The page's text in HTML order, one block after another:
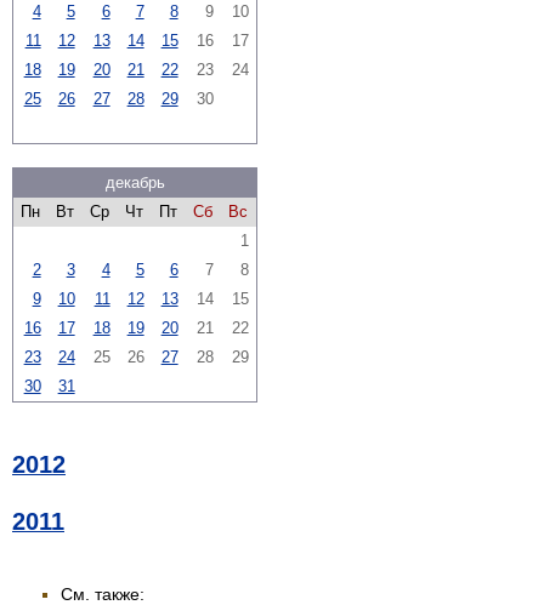
4
5 6 7 8 9
10
11
12 13 14 15 16
17
18
19 20 21 22 23
24
25
26 27 28 29 30
декабрь
Пн
Вт Ср Чт Пт Сб
Вс
1
2
3 4 5 6 7
8
9
10 11 12 13 14
15
16
17 18 19 20 21
22
23
24 25 26 27 28
29
30
31
2012
2011
См. также: